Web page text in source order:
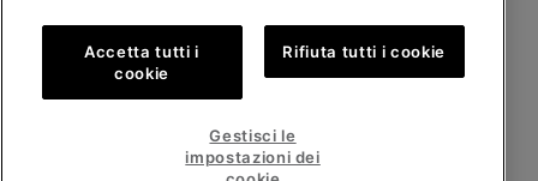
Politica sulla privacy Termini di utilizzo
Condizioni Generali di Vendita
Public CBCR
Servizio clienti: Lun. - Ven. 9:00 - 13:00 & 14:00 - 18:00
Shopping online disponibile
Accetta tutti i
cookie
Rifiuta tutti i cookie
Gestisci le
impostazioni dei